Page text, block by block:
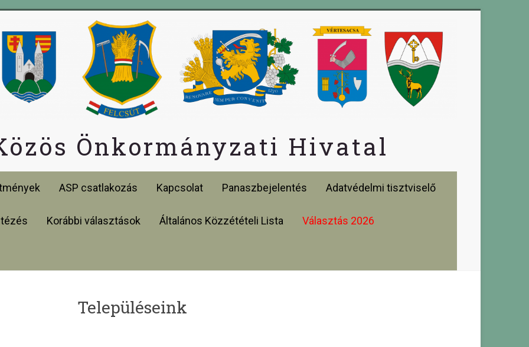
Önkormányzati Hivatal
ASP csatlakozás Kapcsolat Panaszbejelentés Adatvédelmi tisztviselő
Korábbi választások Általános Közzétételi Lista Választás 2026
Településeink